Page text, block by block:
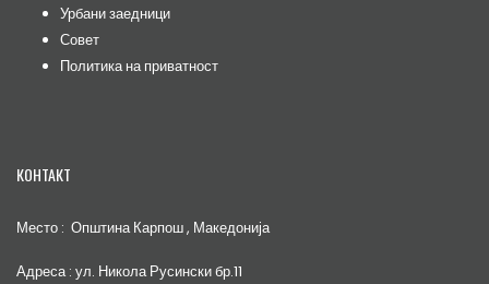
Урбани заедници
Совет
Политика на приватност
КОНТАКТ
Место : Општина Карпош , Македонија
Адреса : ул. Никола Русински бр.11